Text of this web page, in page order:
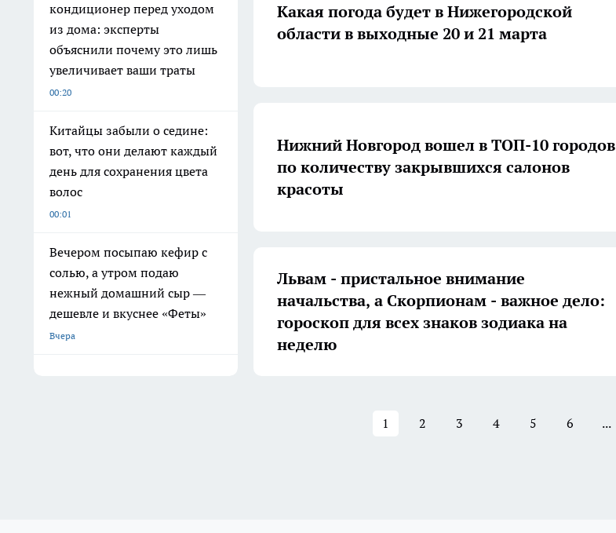
кондиционер перед уходом
из дома: эксперты
объяснили почему это лишь
увеличивает ваши траты
00:20
Китайцы забыли о седине:
вот, что они делают каждый
день для сохранения цвета
волос
00:01
Вечером посыпаю кефир с
солью, а утром подаю
нежный домашний сыр —
дешевле и вкуснее «Феты»
Вчера
Какая погода будет в Нижегородской
области в выходные 20 и 21 марта
Нижний Новгород вошел в ТОП-10 городов
по количеству закрывшихся салонов
красоты
Львам - пристальное внимание
начальства, а Скорпионам - важное дело:
гороскоп для всех знаков зодиака на
неделю
1 2 3 4 5 6 ...